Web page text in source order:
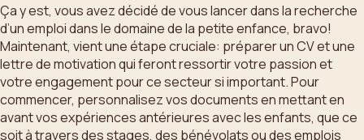
Ça y est, vous avez décidé de vous lancer dans la recherche
d’un emploi dans le domaine de la petite enfance, bravo!
Maintenant, vient une étape cruciale: préparer un CV et une
lettre de motivation qui feront ressortir votre passion et
votre engagement pour ce secteur si important. Pour
commencer, personnalisez vos documents en mettant en
avant vos expériences antérieures avec les enfants, que ce
soit à travers des stages, des bénévolats ou des emplois